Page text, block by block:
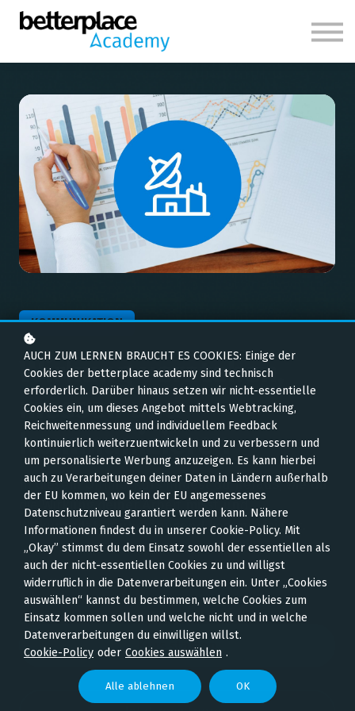
Über uns
KOMMUNIKATION
Wirkung verstehen,
messen und
kommunizieren
In diesem Online-Kurs findest du heraus, wie du
die Wirkung deiner Arbeit misst und
Wirkungsdaten überzeugend kommunizierst.
Julian Reiter; betterplace lab
Kurs starten
AUCH ZUM LERNEN BRAUCHT ES COOKIES: Einige der
Cookies der betterplace academy sind technisch
erforderlich. Darüber hinaus setzen wir nicht-essentielle
Cookies ein, um dieses Angebot mittels Webtracking,
Reichweitenmessung und individuellem Feedback
kontinuierlich weiterzuentwickeln und zu verbessern und
um personalisierte Werbung anzuzeigen. Es kann hierbei
auch zu Verarbeitungen deiner Daten in Ländern außerhalb
der EU kommen, wo kein der EU angemessenes
Datenschutzniveau garantiert werden kann. Nähere
Informationen findest du in unserer Cookie-Policy. Mit
„Okay” stimmst du dem Einsatz sowohl der essentiellen als
auch der nicht-essentiellen Cookies zu und willigst
widerruflich in die Datenverarbeitungen ein. Unter „Cookies
auswählen“ kannst du bestimmen, welche Cookies zum
Einsatz kommen sollen und welche nicht und in welche
Datenverarbeitungen du einwilligen willst.
Cookie-Policy oder Cookies auswählen .
Alle ablehnen OK